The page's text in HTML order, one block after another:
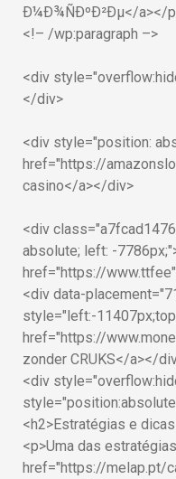
Ð¼Ð¾ÑÐºÐ²Ðµ</a></
<!– /wp:paragraph –>
<div
</div>
<div style="position:
href="https://
casino</a></div>
<div
absolute; left: -
href="https://
<div data-
style="left:-
href="https://
zonder CRUKS</a></
<div
<h2>Estratégias e
<p>Uma das
href="https://melap.pt/